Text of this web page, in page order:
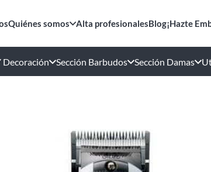
Quiénes somos Alta profesionalesBlog¡Hazte
Sección Barbudos Sección Damas